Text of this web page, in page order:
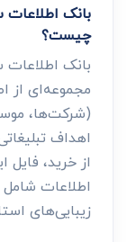
بانک اطلاعات
چیست؟
بانک اطلاعات
مجموعه‌ای از
(شرکت‌ها،
اهداف
از خرید، فایل
اطلاعات شامل
زیبایی‌های